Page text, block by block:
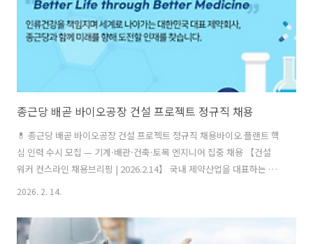
종근당 배곧 바이오공장 건설 프로젝트 정규직 채용
💊 종근당 배곧 바이오공장 건설 프로젝트 정규직 채용바이오 플랜트 핵
심 인력 수시 모집 — 기계·배관·건축·토목 엔지니어 집중 채용 【건설
워커 컨스라인 채용브리핑 | 2026.2.14】 국내 제약산업을 대표하는 종
근당이 시흥 배곧에서 추진 중인 바이오 생산기지 건설 프로젝트에 투입
생산 인프라 확충 전략의 일환으로 진행되는 프로젝트 채용이다. 입사 후
에는 신규 법인 설립 시 소속이 변경될 예정이며, 바이오 생산시설 구축
2026. 2. 14.